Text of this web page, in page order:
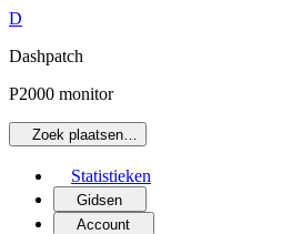
D
Dashpatch
P2000 monitor
Zoek plaatsen…
Statistieken
Gidsen
Account